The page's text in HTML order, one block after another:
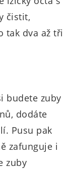
čistit,
tak dva až tři
budete zuby
dodáte
Pusu pak
zafunguje i
zuby